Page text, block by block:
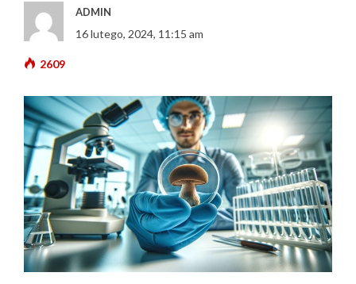
ADMIN
16 lutego, 2024, 11:15 am
2609